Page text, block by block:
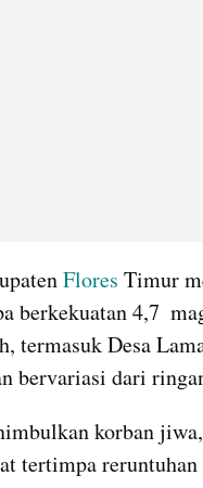
Flores Timur
berkekuatan 4,7
termasuk Desa
bervariasi dari
korban
tertimpa